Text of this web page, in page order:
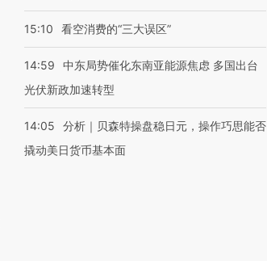
15:10 看空消费的“三大误区”
14:59
中东局势催化东南亚能源焦虑 多国出台
光伏新政加速转型
14:05
分析｜贝森特操盘稳日元，操作巧思能否
撬动美日货币基本面